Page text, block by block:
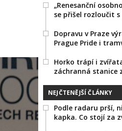
„Renesanční
se přišel rozloučit
Dopravu v Praze
Prague Pride i
Horko trápí i
záchranná stanice
NEJČTENĚJŠÍ ČLÁNKY
Podle radaru prší,
kapka. Co stojí za